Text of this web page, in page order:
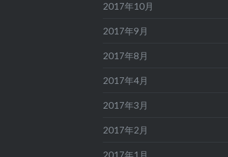
2017年10月
2017年9月
2017年8月
2017年4月
2017年3月
2017年2月
2017年1月